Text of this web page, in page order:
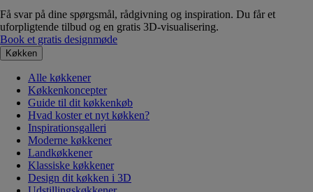
Få svar på dine spørgsmål, rådgivning og inspiration. Du får et
uforpligtende tilbud og en gratis 3D-visualisering.
Book et gratis designmøde
Køkken
Alle køkkener
Køkkenkoncepter
Guide til dit køkkenkøb
Hvad koster et nyt køkken?
Inspirationsgalleri
Moderne køkkener
Landkøkkener
Klassiske køkkener
Design dit køkken i 3D